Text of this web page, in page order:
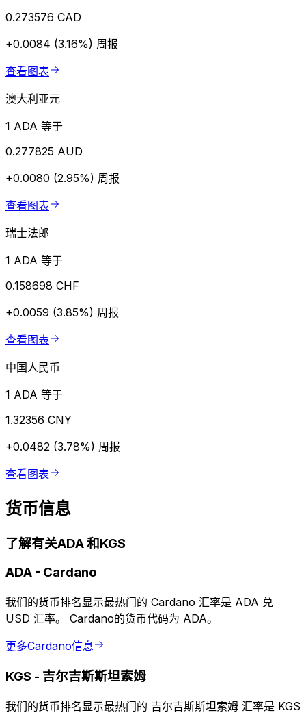
0.273576 CAD
+0.0084 (3.16%) 周报
查看图表
澳大利亚元
1 ADA 等于
0.277825 AUD
+0.0080 (2.95%) 周报
查看图表
瑞士法郎
1 ADA 等于
0.158698 CHF
+0.0059 (3.85%) 周报
查看图表
中国人民币
1 ADA 等于
1.32356 CNY
+0.0482 (3.78%) 周报
查看图表
货币信息
了解有关ADA 和KGS
ADA - Cardano
我们的货币排名显示最热门的 Cardano 汇率是 ADA 兑
USD 汇率。 Cardano的货币代码为 ADA。
更多Cardano信息
KGS - 吉尔吉斯斯坦索姆
我们的货币排名显示最热门的 吉尔吉斯斯坦索姆 汇率是 KGS